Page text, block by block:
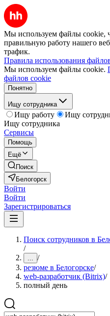
Мы используем файлы cookie,
правильную работу нашего
трафик.
Правила использования
Мы используем файлы cookie.
файлов cookie
Понятно
Ищу сотрудника
Ищу работу
Ищу
Ищу сотрудника
Сервисы
Помощь
Ещё
Поиск
Белогорск
Войти
Войти
Зарегистрироваться
Поиск сотрудников в
/
... /
резюме в Белогорске/
web-разработчик (Bitrix)/
полный день